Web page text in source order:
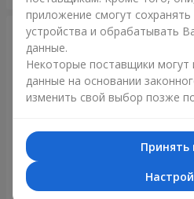
Букет "Сила Любви!"
приложение смогут
устройства и обрабатывать
данные.
Некоторые поставщики
данные на основании
изменить свой выбор позже
Принять